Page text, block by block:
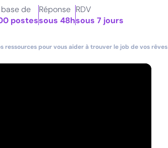
base de
postes
Réponse
sous 48h
RDV
sous 7 jours
ressources pour vous aider à trouver le job de vos rêves